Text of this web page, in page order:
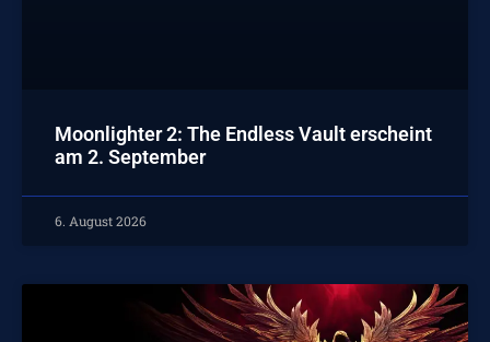
Moonlighter 2: The Endless Vault erscheint
am 2. September
6. August 2026